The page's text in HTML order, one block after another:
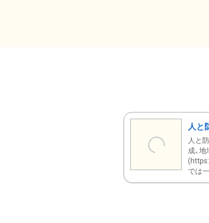
人と
人と
成、
では一